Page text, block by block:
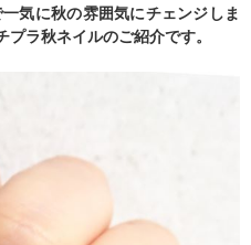
気に秋の雰囲気にチェンジしま
ラ秋ネイルのご紹介です。